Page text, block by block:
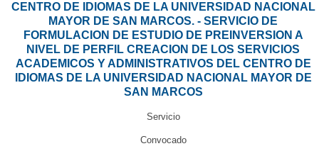
CENTRO DE IDIOMAS DE LA UNIVERSIDAD NACIONAL
MAYOR DE SAN MARCOS. - SERVICIO DE
FORMULACION DE ESTUDIO DE PREINVERSION A
NIVEL DE PERFIL CREACION DE LOS SERVICIOS
ACADEMICOS Y ADMINISTRATIVOS DEL CENTRO DE
IDIOMAS DE LA UNIVERSIDAD NACIONAL MAYOR DE
SAN MARCOS
Servicio
Convocado